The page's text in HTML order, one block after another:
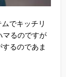
でキッチリ
マるのですが
るのであま